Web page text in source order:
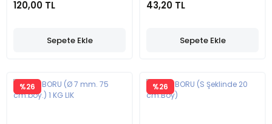
120,00 TL
Sepete Ekle
43,20 TL
Sepete Ekle
%26 %26